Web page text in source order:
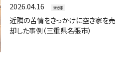
2026.04.16 空き家
近隣の苦情をきっかけに空き家を売
却した事例（三重県名張市）